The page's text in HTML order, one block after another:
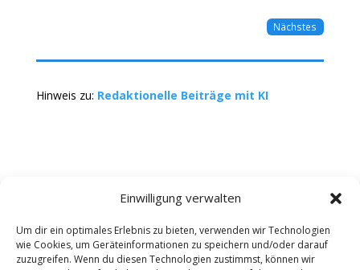
Einwilligung verwalten
Um dir ein optimales Erlebnis zu bieten, verwenden wir Technologien
wie Cookies, um Geräteinformationen zu speichern und/oder darauf
zuzugreifen. Wenn du diesen Technologien zustimmst, können wir
Nächstes
Hinweis zu: Redaktionelle Beiträge mit KI
Kontakt Impressum
Datenschutz
Werbung buchen
AGB